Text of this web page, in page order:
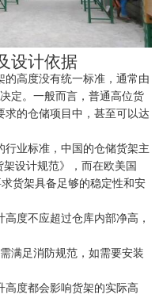
设计依据
高度没有统一标准，通常由
定。一般而言，普通高位货
求的仓储项目中，甚至可以达
业标准，中国的仓储货架主
架设计规范》，而在欧美国
货架具备足够的稳定性和安
度不应超过仓库内部净高，
满足消防规范，如需要安装
高度都会影响货架的实际高